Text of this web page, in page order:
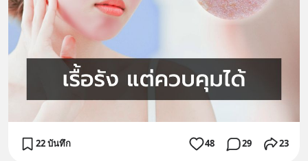
22 บันทึก 48 29 23